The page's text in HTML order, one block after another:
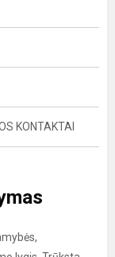
KONTAKTAI